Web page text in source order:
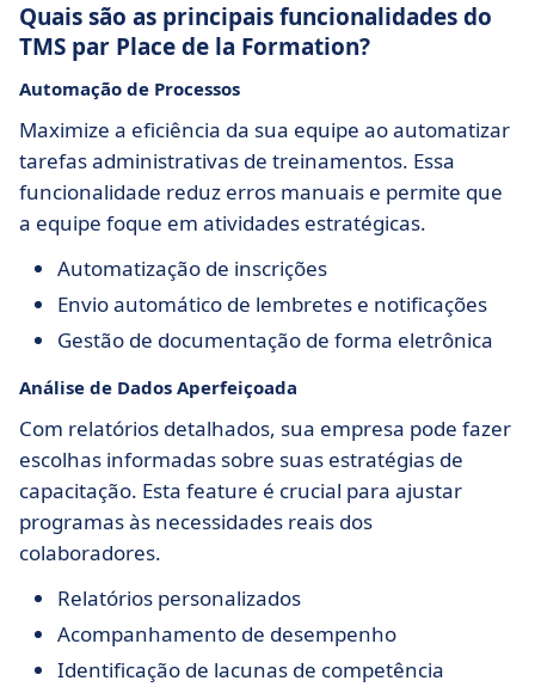
Quais são as principais funcionalidades do
TMS par Place de la Formation?
Automação de Processos
Maximize a eficiência da sua equipe ao automatizar
tarefas administrativas de treinamentos. Essa
funcionalidade reduz erros manuais e permite que
a equipe foque em atividades estratégicas.
Automatização de inscrições
Envio automático de lembretes e notificações
Gestão de documentação de forma eletrônica
Análise de Dados Aperfeiçoada
Com relatórios detalhados, sua empresa pode fazer
escolhas informadas sobre suas estratégias de
capacitação. Esta feature é crucial para ajustar
programas às necessidades reais dos
colaboradores.
Relatórios personalizados
Acompanhamento de desempenho
Identificação de lacunas de competência